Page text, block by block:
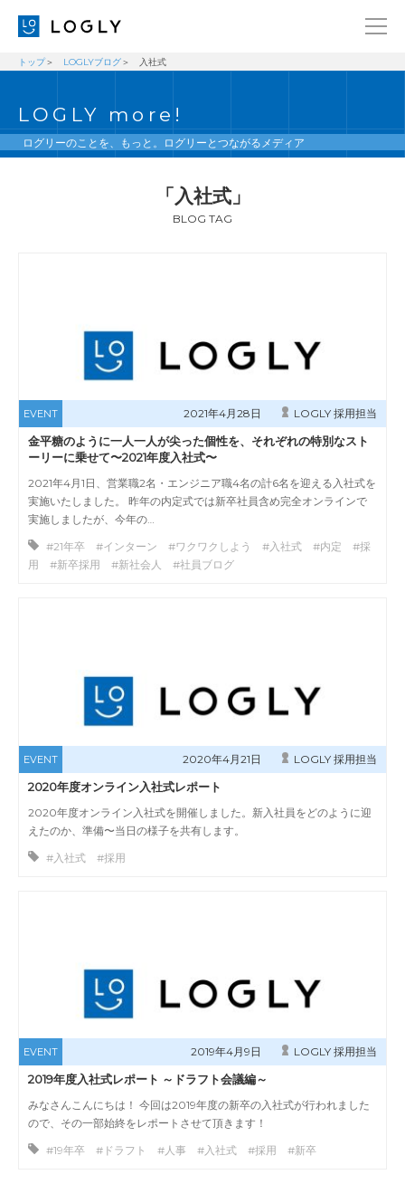
日本語
経営理念
メッセージ
お問い合わせ
トップ LOGLYブログ 入社式
LOGLY more!
ログリーのことを、もっと。ログリーとつながるメディア
「入社式」
BLOG TAG
EVENT 2021年4月28日 LOGLY 採用担当
金平糖のように一人一人が尖った個性を、それぞれの特別なスト
ーリーに乗せて〜2021年度入社式〜
2021年4月1日、営業職2名・エンジニア職4名の計6名を迎える入社式を
実施いたしました。 昨年の内定式では新卒社員含め完全オンラインで
実施しましたが、今年の…
#21年卒 #インターン #ワクワクしよう #入社式 #内定 #採
用 #新卒採用 #新社会人 #社員ブログ
EVENT 2020年4月21日 LOGLY 採用担当
2020年度オンライン入社式レポート
2020年度オンライン入社式を開催しました。新入社員をどのように迎
えたのか、準備〜当日の様子を共有します。
#入社式 #採用
EVENT 2019年4月9日 LOGLY 採用担当
2019年度入社式レポート ～ドラフト会議編～
みなさんこんにちは！ 今回は2019年度の新卒の入社式が行われました
ので、その一部始終をレポートさせて頂きます！
#19年卒 #ドラフト #人事 #入社式 #採用 #新卒